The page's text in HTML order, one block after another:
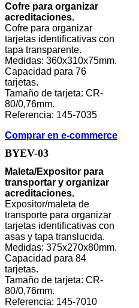
Cofre para organizar
acreditaciones.
Cofre para organizar
tarjetas identificativas con
tapa transparente.
Medidas: 360x310x75mm.
Capacidad para 76
tarjetas.
Tamaño de tarjeta: CR-
80/0,76mm.
Referencia: 145-7035
Comprar en e-commerce
BYEV-03
Maleta/Expositor para
transportar y organizar
acreditaciones.
Expositor/maleta de
transporte para organizar
tarjetas identificativas con
asas y tapa translucida.
Medidas: 375x270x80mm.
Capacidad para 84
tarjetas.
Tamaño de tarjeta: CR-
80/0,76mm.
Referencia: 145-7010